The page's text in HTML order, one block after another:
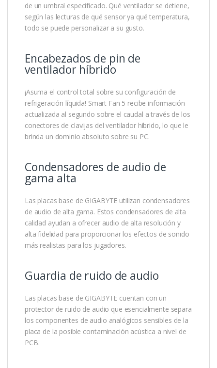
de un umbral especificado. Qué ventilador se detiene,
según las lecturas de qué sensor ya qué temperatura,
todo se puede personalizar a su gusto.
Encabezados de pin de
ventilador híbrido
¡Asuma el control total sobre su configuración de
refrigeración líquida! Smart Fan 5 recibe información
actualizada al segundo sobre el caudal a través de los
conectores de clavijas del ventilador híbrido, lo que le
brinda un dominio absoluto sobre su PC.
Condensadores de audio de
gama alta
Las placas base de GIGABYTE utilizan condensadores
de audio de alta gama. Estos condensadores de alta
calidad ayudan a ofrecer audio de alta resolución y
alta fidelidad para proporcionar los efectos de sonido
más realistas para los jugadores.
Guardia de ruido de audio
Las placas base de GIGABYTE cuentan con un
protector de ruido de audio que esencialmente separa
los componentes de audio analógicos sensibles de la
placa de la posible contaminación acústica a nivel de
PCB.